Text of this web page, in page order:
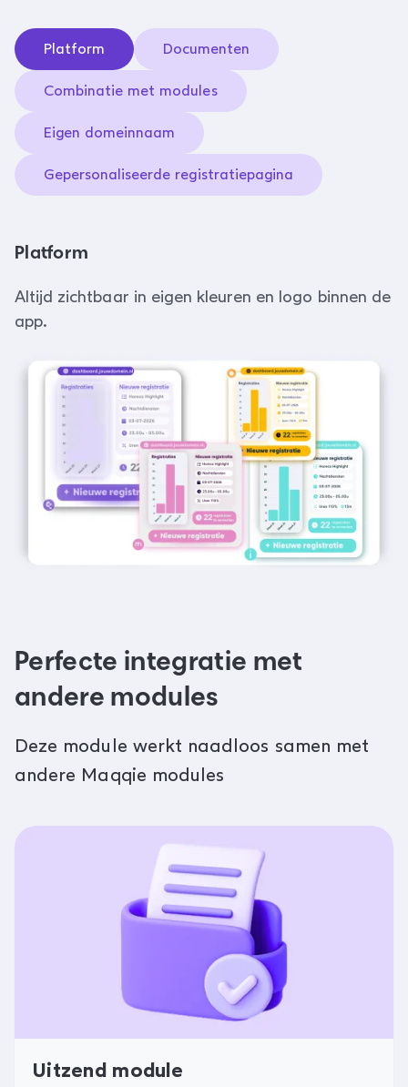
Platform Documenten
Combinatie met modules
Eigen domeinnaam
Gepersonaliseerde registratiepagina
Platform
Altijd zichtbaar in eigen kleuren en logo binnen de
app.
Perfecte integratie met
andere modules
Deze module werkt naadloos samen met
andere Maqqie modules
Uitzend module